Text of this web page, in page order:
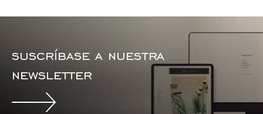
suscríbase a nuestra
newsletter